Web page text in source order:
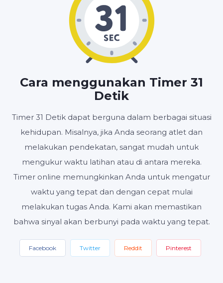
Cara menggunakan Timer 31
Detik
Timer 31 Detik dapat berguna dalam berbagai situasi
kehidupan. Misalnya, jika Anda seorang atlet dan
melakukan pendekatan, sangat mudah untuk
mengukur waktu latihan atau di antara mereka.
Timer online memungkinkan Anda untuk mengatur
waktu yang tepat dan dengan cepat mulai
melakukan tugas Anda. Kami akan memastikan
bahwa sinyal akan berbunyi pada waktu yang tepat.
Facebook Twitter Reddit Pinterest
00 : 31
Mulai Setel ulang Pengaturan